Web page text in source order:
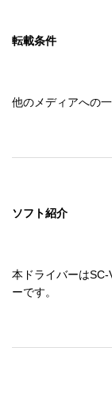
転載条件
他のメディアへの
ソフト紹介
本ドライバーは
ーです。